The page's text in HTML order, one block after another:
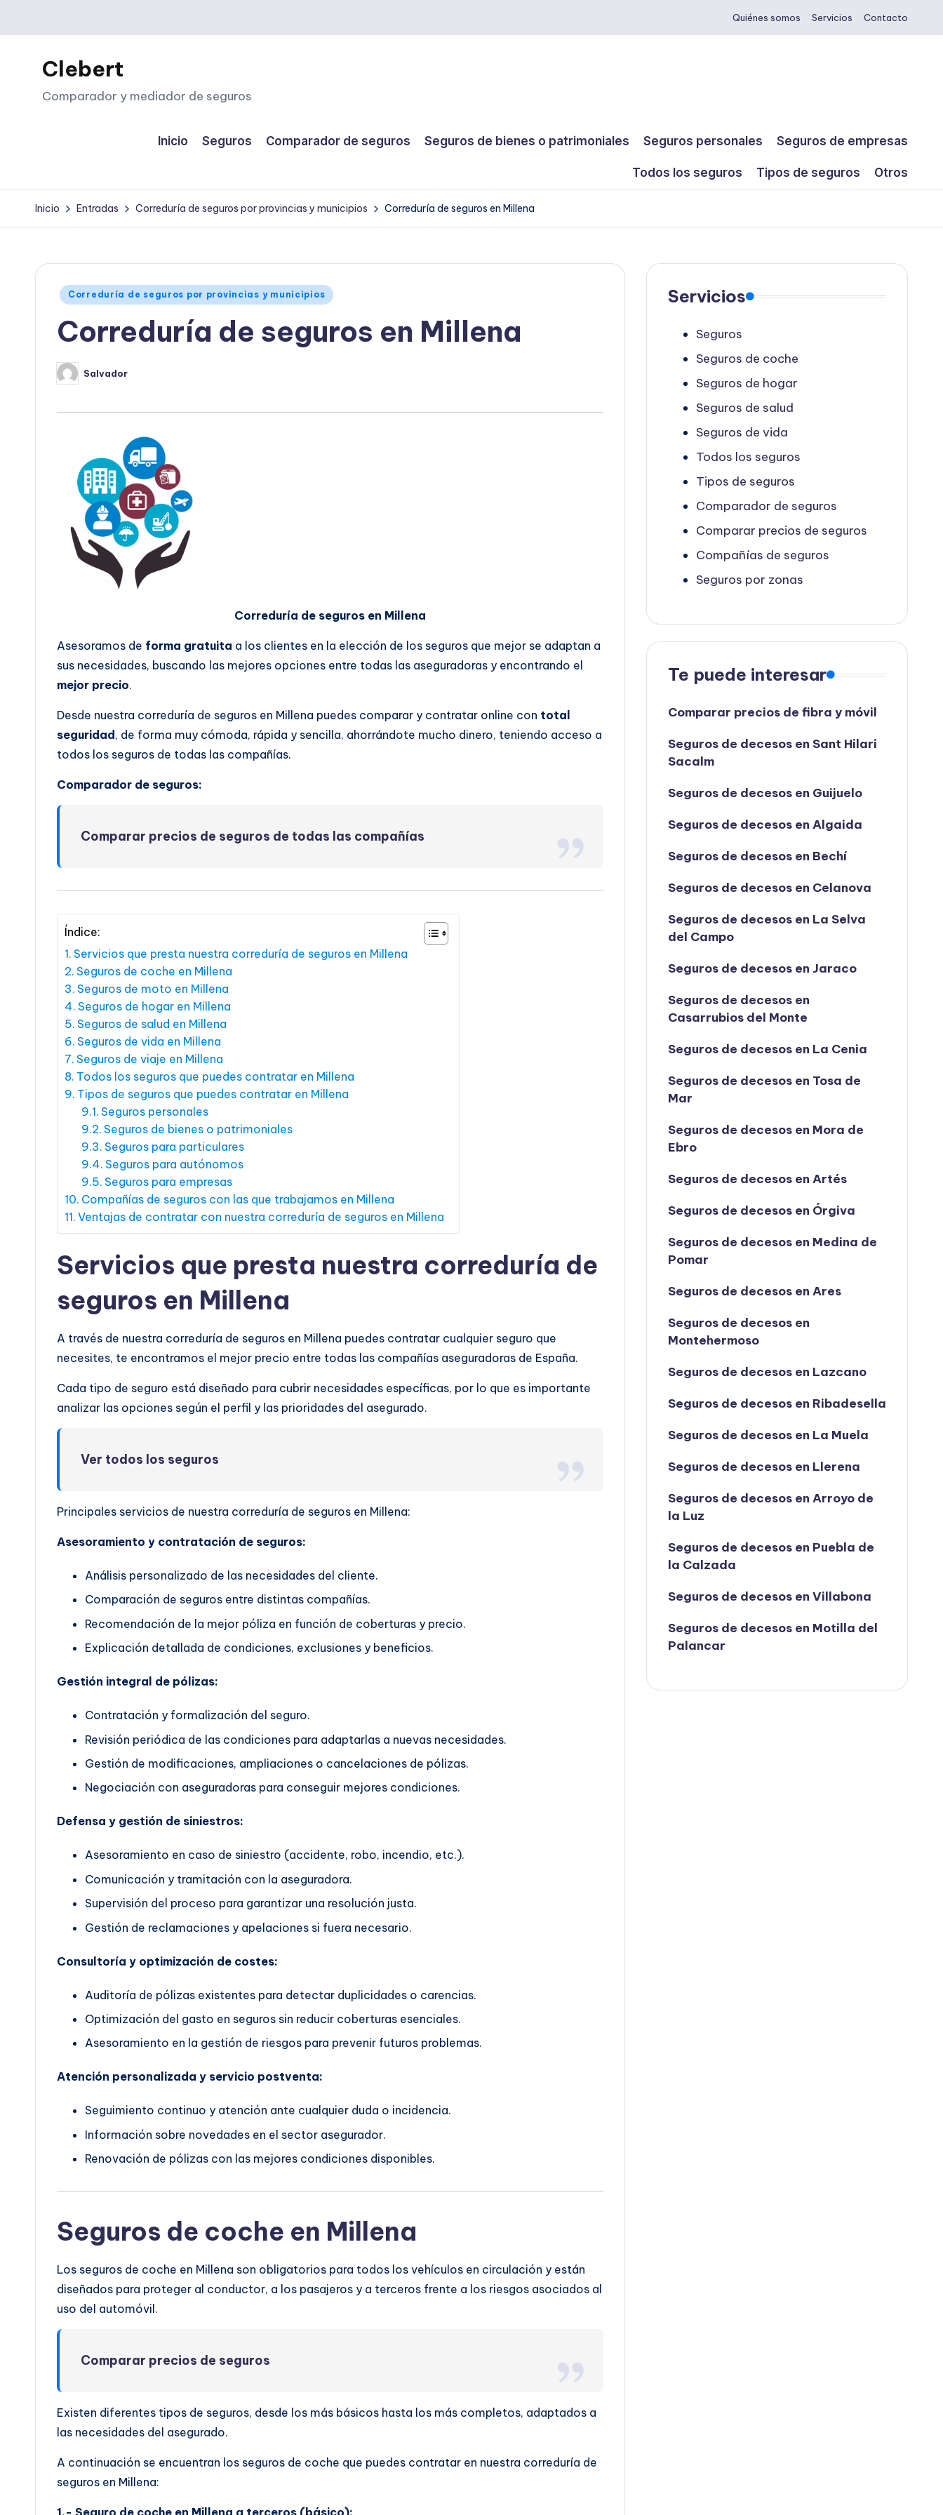
Saltar
contenido
Quiénes somos Servicios Contacto
Clebert
Comparador y mediador de seguros
Inicio Seguros Comparador de seguros Seguros de bienes o patrimoniales Seguros personales Seguros de empresas
Todos los seguros Tipos de seguros Otros
Inicio Entradas Correduría de seguros por provincias y municipios Correduría de seguros en Millena
Publicado
Correduría de seguros por provincias y municipios
Correduría de seguros en Millena
Publicado
por
Salvador
Correduría de seguros en Millena
Asesoramos de forma gratuita a los clientes en la elección de los seguros que mejor se adaptan a
sus necesidades, buscando las mejores opciones entre todas las aseguradoras y encontrando el
mejor precio.
Desde nuestra correduría de seguros en Millena puedes comparar y contratar online con total
seguridad , de forma muy cómoda, rápida y sencilla, ahorrándote mucho dinero, teniendo acceso a
todos los seguros de todas las compañías.
Comparador de seguros:
Comparar precios de seguros de todas las compañías
Índice:
Servicios que presta nuestra correduría de seguros en Millena
Seguros de coche en Millena
Seguros de moto en Millena
Seguros de hogar en Millena
Seguros de salud en Millena
Seguros de vida en Millena
Seguros de viaje en Millena
Todos los seguros que puedes contratar en Millena
Tipos de seguros que puedes contratar en Millena
Seguros personales
Seguros de bienes o patrimoniales
Seguros para particulares
Seguros para autónomos
Seguros para empresas
Compañías de seguros con las que trabajamos en Millena
Ventajas de contratar con nuestra correduría de seguros en Millena
Servicios que presta nuestra correduría de
seguros en Millena
A través de nuestra correduría de seguros en Millena puedes contratar cualquier seguro que
necesites, te encontramos el mejor precio entre todas las compañías aseguradoras de España.
Cada tipo de seguro está diseñado para cubrir necesidades específicas, por lo que es importante
analizar las opciones según el perfil y las prioridades del asegurado.
Ver todos los seguros
Principales servicios de nuestra correduría de seguros en Millena:
Asesoramiento y contratación de seguros:
Análisis personalizado de las necesidades del cliente.
Comparación de seguros entre distintas compañías.
Recomendación de la mejor póliza en función de coberturas y precio.
Explicación detallada de condiciones, exclusiones y beneficios.
Gestión integral de pólizas:
Contratación y formalización del seguro.
Revisión periódica de las condiciones para adaptarlas a nuevas necesidades.
Gestión de modificaciones, ampliaciones o cancelaciones de pólizas.
Negociación con aseguradoras para conseguir mejores condiciones.
Defensa y gestión de siniestros:
Asesoramiento en caso de siniestro (accidente, robo, incendio, etc.).
Comunicación y tramitación con la aseguradora.
Supervisión del proceso para garantizar una resolución justa.
Gestión de reclamaciones y apelaciones si fuera necesario.
Consultoría y optimización de costes:
Auditoría de pólizas existentes para detectar duplicidades o carencias.
Optimización del gasto en seguros sin reducir coberturas esenciales.
Asesoramiento en la gestión de riesgos para prevenir futuros problemas.
Atención personalizada y servicio postventa:
Seguimiento continuo y atención ante cualquier duda o incidencia.
Información sobre novedades en el sector asegurador.
Renovación de pólizas con las mejores condiciones disponibles.
Seguros de coche en Millena
Los seguros de coche en Millena son obligatorios para todos los vehículos en circulación y están
diseñados para proteger al conductor, a los pasajeros y a terceros frente a los riesgos asociados al
uso del automóvil.
Comparar precios de seguros
Existen diferentes tipos de seguros, desde los más básicos hasta los más completos, adaptados a
las necesidades del asegurado.
A continuación se encuentran los seguros de coche que puedes contratar en nuestra correduría de
seguros en Millena:
Servicios
Seguros
Seguros de coche
Seguros de hogar
Seguros de salud
Seguros de vida
Todos los seguros
Tipos de seguros
Comparador de seguros
Comparar precios de seguros
Compañías de seguros
Seguros por zonas
Te puede interesar
Comparar precios de fibra y móvil
Seguros de decesos en Sant Hilari
Sacalm
Seguros de decesos en Guijuelo
Seguros de decesos en Algaida
Seguros de decesos en Bechí
Seguros de decesos en Celanova
Seguros de decesos en La Selva
del Campo
Seguros de decesos en Jaraco
Seguros de decesos en
Casarrubios del Monte
Seguros de decesos en La Cenia
Seguros de decesos en Tosa de
Mar
Seguros de decesos en Mora de
Ebro
Seguros de decesos en Artés
Seguros de decesos en Órgiva
Seguros de decesos en Medina de
Pomar
Seguros de decesos en Ares
Seguros de decesos en
Montehermoso
Seguros de decesos en Lazcano
Seguros de decesos en Ribadesella
Seguros de decesos en La Muela
Seguros de decesos en Llerena
Seguros de decesos en Arroyo de
la Luz
Seguros de decesos en Puebla de
la Calzada
Seguros de decesos en Villabona
Seguros de decesos en Motilla del
Palancar